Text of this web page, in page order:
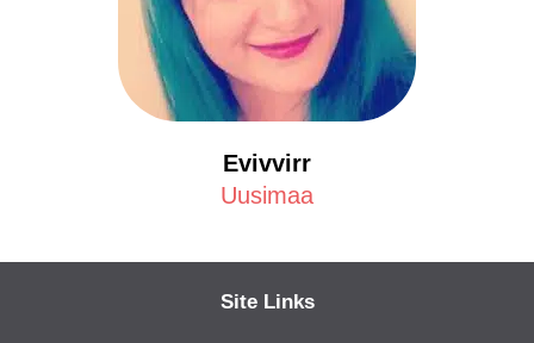
Evivvirr
Uusimaa
Site Links